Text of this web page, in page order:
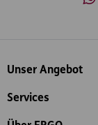
Inhaltsübersicht
Unser Angebot
Services